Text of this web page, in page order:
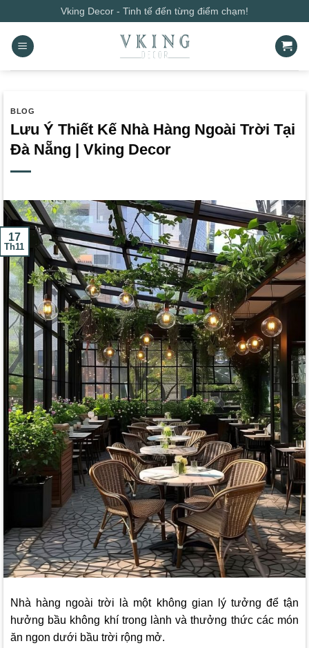
qua
nội
dung
Vking Decor - Tinh tế đến từng điểm chạm!
BLOG
Lưu Ý Thiết Kế Nhà Hàng Ngoài Trời Tại
Đà Nẵng | Vking Decor
17
Th11
Nhà hàng ngoài trời là một không gian lý tưởng để tận
hưởng bầu không khí trong lành và thưởng thức các món
ăn ngon dưới bầu trời rộng mở.